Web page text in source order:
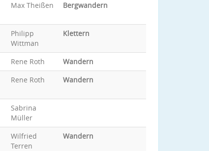
Max Theißen Bergwandern
Philipp
Wittman
Klettern
Rene Roth
Wandern
Rene Roth Wandern
Sabrina
Müller
Wilfried
Terren
Wandern